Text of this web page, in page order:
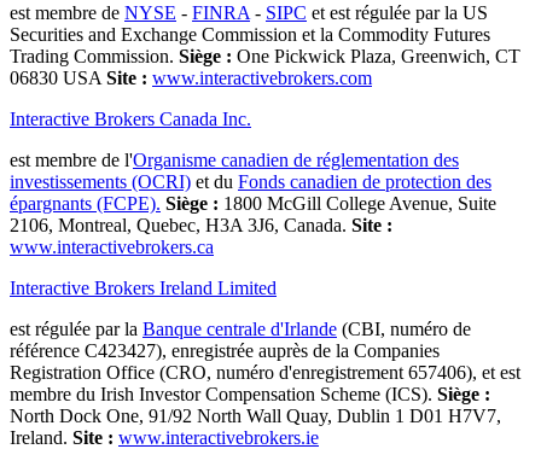
est membre de NYSE - FINRA - SIPC et est régulée par la US
Securities and Exchange Commission et la Commodity Futures
Trading Commission. Siège : One Pickwick Plaza, Greenwich, CT
06830 USA Site : www.interactivebrokers.com
Interactive Brokers Canada Inc.
est membre de l'Organisme canadien de réglementation des
investissements (OCRI) et du Fonds canadien de protection des
épargnants (FCPE). Siège : 1800 McGill College Avenue, Suite
2106, Montreal, Quebec, H3A 3J6, Canada. Site :
www.interactivebrokers.ca
Interactive Brokers Ireland Limited
est régulée par la Banque centrale d'Irlande (CBI, numéro de
référence C423427), enregistrée auprès de la Companies
Registration Office (CRO, numéro d'enregistrement 657406), et est
membre du Irish Investor Compensation Scheme (ICS). Siège :
North Dock One, 91/92 North Wall Quay, Dublin 1 D01 H7V7,
Ireland. Site : www.interactivebrokers.ie